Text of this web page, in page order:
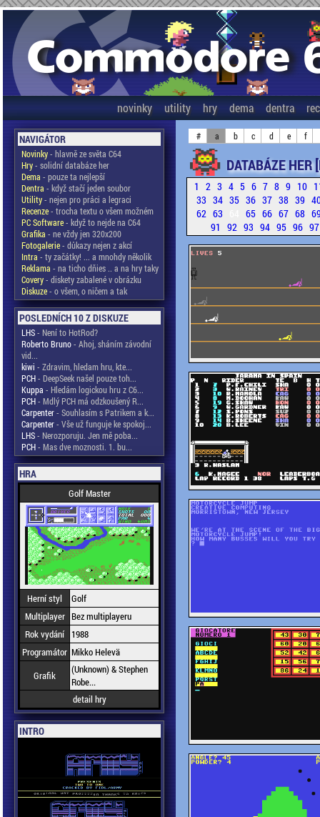
novinky utility hry dema dentra
NAVIGÁTOR
Novinky- hlavně ze světa C64
Hry- solidní databáze her
Dema - pouze ta nejlepší
Dentra - když stačí jeden soubor
Utility- nejen pro práci a legraci
Recenze- trocha textu o všem možném
PC Software- když to nejde na C64
Grafika - ne vždy jen 320x200
Fotogalerie- důkazy nejen z akcí
Intra - ty začátky! ... a mnohdy několik
Reklama - na ticho dňies .. a na hry taky
Covery- diskety zabalené v obrázku
Diskuze- o všem, o ničem a tak
POSLEDNÍCH 10 Z DISKUZE
LHS- Není to HotRod?
Roberto Bruno- Ahoj, sháním závodní
vid...
kiwi - Zdravim, hledam hru, kte...
PCH- DeepSeek našel pouze toh...
Kuppa - Hledám logickou hru z C6...
PCH- Mdlý PCH má odzkoušený R...
Carpenter- Souhlasím s Patrikem a k...
Carpenter- Vše už funguje ke spokoj...
LHS- Nerozporuju. Jen mě poba...
PCH- Mas dve moznosti. 1. bu...
HRA
Golf Master
Herní styl
Golf
Multiplayer Bez multiplayeru
Rok vydání
1988
Programátor Mikko Helevä
Grafik
(Unknown) & Stephen
Robe...
detail hry
INTRO
# a b c d e f
DATABÁZE
1 2 3 4 5 6 7 8 9 10
33 34 35 36 37 38 39
62 63 65 66 67 68
91 92 93 94 95 96